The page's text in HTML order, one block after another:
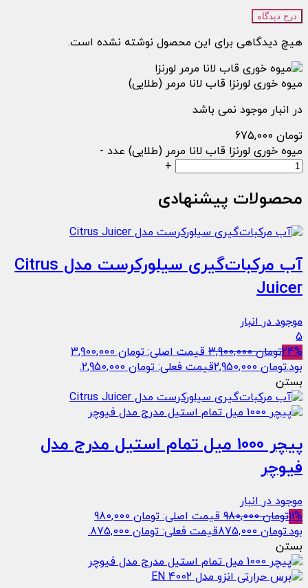
درج دیدگاه
هیچ دیدگاهی برای این محصول نوشته نشده است.
میوه خوری لورنزا قاب لانا مرمر (طلایی)
در انبار موجود نمی باشد
تومان
میوه خوری لورنزا قاب لانا مرمر (طلایی) عدد -
+
محصولات پیشنهادی
آب مرکبات‌گیری سیلورکرست مدل Citrus
Juicer
موجود در انبار
5
24%تومان3,900,000
قیمت اصلی: تومان 3,900,000
بود.تومان2,950,000
قیمت فعلی: تومان 2,950,000.
بستن
پیچر 1000 میل تمام استیل مدرج مدل
فیوچر
موجود در انبار
11%تومان980,000
قیمت اصلی: تومان 980,000
بود.تومان875,000
قیمت فعلی: تومان 875,000.
بستن